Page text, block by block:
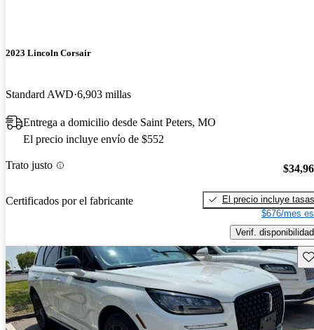
2023 Lincoln Corsair
Standard AWD 6,903 millas
Entrega a domicilio desde Saint Peters, MO
El precio incluye envío de $552
Trato justo
Certificados por el fabricante
El precio incluye tasas
$676/mes
Verif. disponibilidad